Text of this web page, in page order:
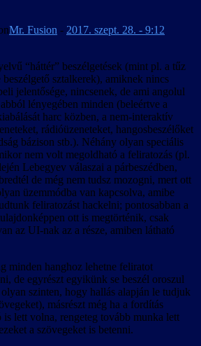
Mr. Fusion - 2017. szept. 28. - 9:12
“háttér” beszélgetések (mint pl. a tűz
beszélgető sztalkerek), amiknek nincs
jelentősége, nincsenek, de ami angolul
lényegében minden (beleértve a
harc közben, a nem-interaktív
rádióüzeneteket, hangosbeszélőket
bázison stb.). Néhány olyan speciális
nem volt megoldható a feliratozás (pl.
Lebegyev válaszai a párbeszédben,
de még nem tudsz mozogni, mert ott
üzemmódba van kapcsolva, amibe
feliratozást hackelni; pontosabban a
ott is megtörténik, csak
az UI-nak az a része, amiben látható
minden hanghoz lehetne feliratot
de egyrészt egyikünk se beszél oroszul
szinten, hogy hallás alapján le tudjuk
másrészt még ha a fordítás
is lett volna, rengeteg tovább munka lett
a szövegeket is betenni.